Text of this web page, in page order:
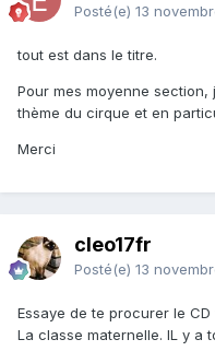
Posté(e) 13
tout est dans le titre.
Pour mes moyenne
thème du cirque et en
Merci
cleo17fr
Posté(e) 13
Essaye de te procurer le
La classe maternelle. IL y a